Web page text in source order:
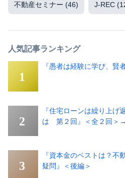
不動産セミナー (46) J-REC
人気記事ランキング
『愚者は経験に学び、賢
『住宅ローンは繰り上げ
は 第２回』＜全２回＞
『資本金のベストは？不
疑問』＜後編＞